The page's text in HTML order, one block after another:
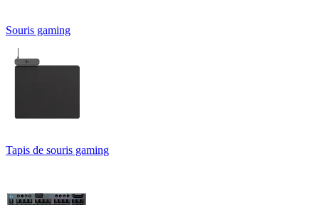
Souris gaming
Tapis de souris gaming